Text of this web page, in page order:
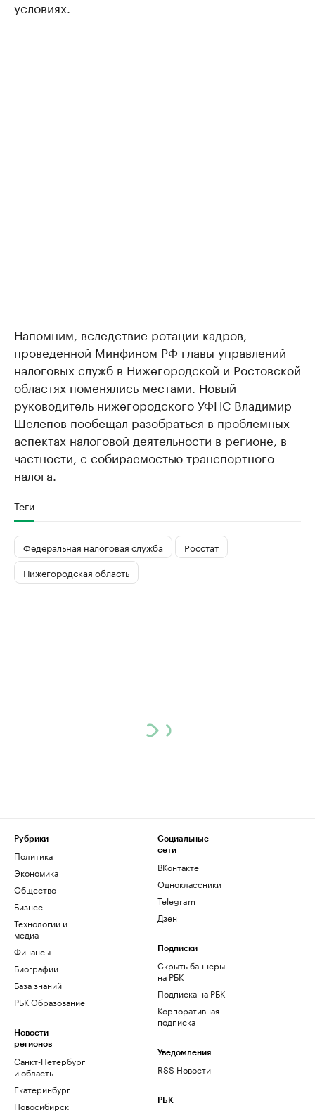
условиях.
Напомним, вследствие ротации кадров,
проведенной Минфином РФ главы управлений
налоговых служб в Нижегородской и Ростовской
областях поменялись местами. Новый
руководитель нижегородского УФНС Владимир
Шелепов пообещал разобраться в проблемных
аспектах налоговой деятельности в регионе, в
частности, с собираемостью транспортного
налога.
Теги
Федеральная налоговая служба
Росстат
Нижегородская область
Рубрики
Политика
Экономика
Общество
Бизнес
Технологии и
медиа
Финансы
Биографии
База знаний
РБК Образование
Новости
регионов
Санкт-Петербург
и область
Екатеринбург
Новосибирск
Социальные
сети
ВКонтакте
Одноклассники
Telegram
Дзен
Подписки
Скрыть баннеры
на РБК
Подписка на РБК
Корпоративная
подписка
Уведомления
RSS Новости
РБК